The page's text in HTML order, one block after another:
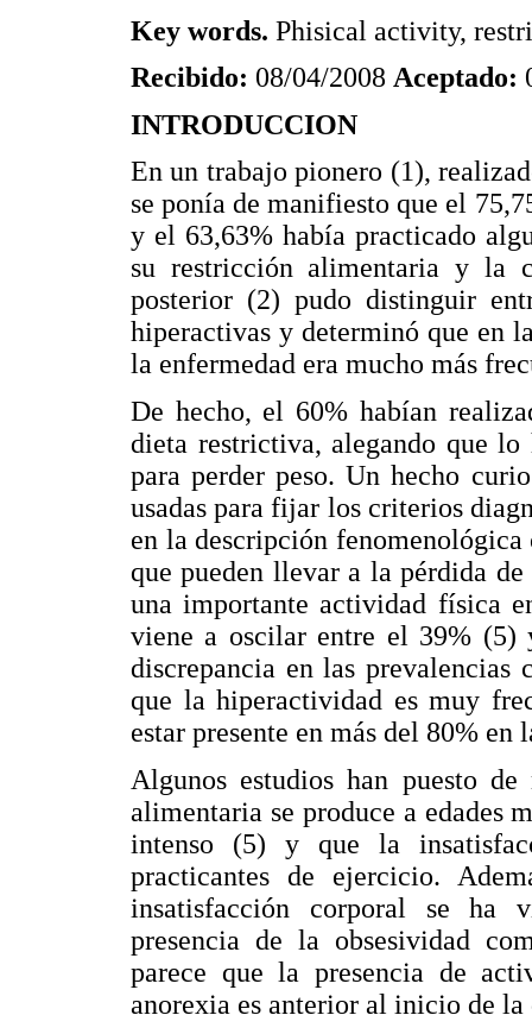
Key words. Phisical activity,
Recibido: 08/04/2008 Aceptado:
INTRODUCCION
En un trabajo pionero (1),
se ponía de manifiesto que el
y el 63,63% había practicado
su restricción alimentaria y la
posterior (2) pudo distinguir
hiperactivas y determinó que en
la enfermedad era mucho más
De hecho, el 60% habían
dieta restrictiva, alegando que lo
para perder peso. Un hecho
usadas para fijar los criterios
en la descripción
que pueden llevar a la pérdida
una importante actividad física
viene a oscilar entre el 39% (5)
discrepancia en las prevalencias
que la hiperactividad es muy
estar presente en más del 80% en
Algunos estudios han puesto
alimentaria se produce a edades
intenso (5) y que la
practicantes de ejercicio.
insatisfacción corporal se ha
presencia de la obsesividad
parece que la presencia de
anorexia es anterior al inicio de